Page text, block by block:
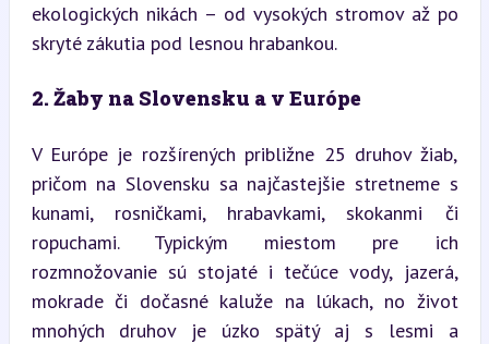
ekologických nikách – od vysokých stromov až po
skryté zákutia pod lesnou hrabankou.
2. Žaby na Slovensku a v Európe
V Európe je rozšírených približne 25 druhov žiab,
pričom na Slovensku sa najčastejšie stretneme s
kunami, rosničkami, hrabavkami, skokanmi či
ropuchami. Typickým miestom pre ich
rozmnožovanie sú stojaté i tečúce vody, jazerá,
mokrade či dočasné kaluže na lúkach, no život
mnohých druhov je úzko spätý aj s lesmi a